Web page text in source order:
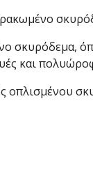
σκυρόδεμα,
και
οπλισμένου